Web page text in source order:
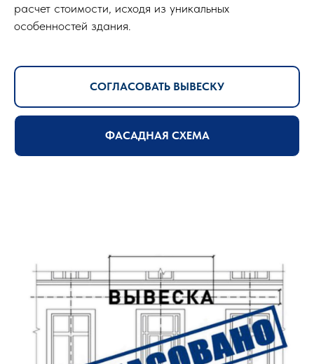
расчет стоимости, исходя из уникальных
особенностей здания.
СОГЛАСОВАТЬ ВЫВЕСКУ
ФАСАДНАЯ СХЕМА